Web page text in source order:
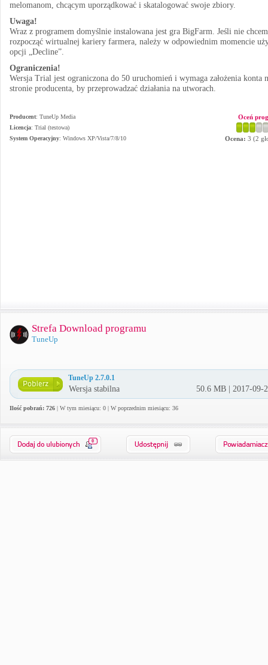
melomanom, chcącym uporządkować i skatalogować swoje zbiory.
Uwaga!
Wraz z programem domyślnie instalowana jest gra BigFarm. Jeśli nie
rozpocząć wirtualnej kariery farmera, należy w odpowiednim momencie
opcji „Decline”.
Ograniczenia!
Wersja Trial jest ograniczona do 50 uruchomień i wymaga założenia konta
stronie producenta, by przeprowadzać działania na utworach.
Producent: TuneUp Media
Licencja: Trial (testowa)
System Operacyjny: Windows XP/Vista/7/8/10
Oceń
Ocena: 3 (2
Strefa Download programu
TuneUp
TuneUp 2.7.0.1
Wersja stabilna 50.6 MB | 2017-09-
Ilość pobrań: 726 | W tym miesiącu: 0 | W poprzednim miesiącu: 36
0